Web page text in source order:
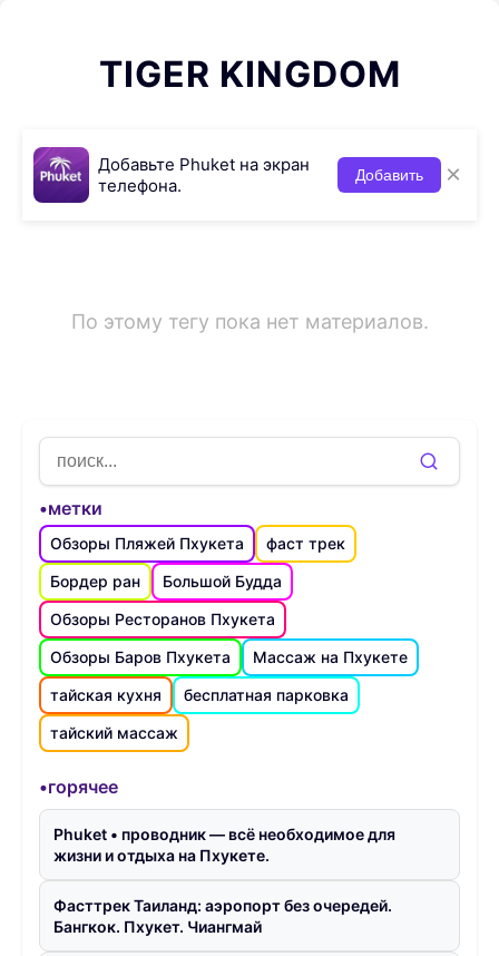
TIGER KINGDOM
Добавьте Phuket на экран
телефона.
Добавить ×
По этому тегу пока нет материалов.
•метки
Обзоры Пляжей Пхукета
фаст трек
Бордер ран
Большой Будда
Обзоры Ресторанов Пхукета
Обзоры Баров Пхукета
Массаж на Пхукете
тайская кухня
бесплатная парковка
тайский массаж
•горячее
Phuket • проводник — всё необходимое для
жизни и отдыха на Пхукете.
Фасттрек Таиланд: аэропорт без очередей.
Бангкок. Пхукет. Чиангмай